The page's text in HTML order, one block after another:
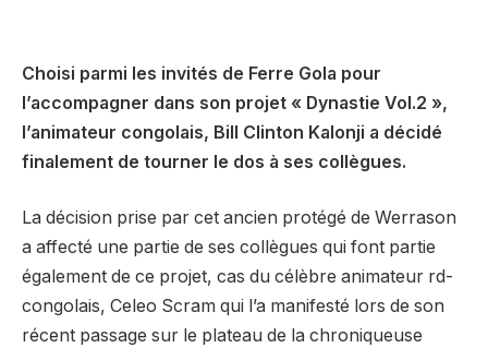
Choisi parmi les invités de Ferre Gola pour
l’accompagner dans son projet « Dynastie Vol.2 »,
l’animateur congolais, Bill Clinton Kalonji a décidé
finalement de tourner le dos à ses collègues.
La décision prise par cet ancien protégé de Werrason
a affecté une partie de ses collègues qui font partie
également de ce projet, cas du célèbre animateur rd-
congolais, Celeo Scram qui l’a manifesté lors de son
récent passage sur le plateau de la chroniqueuse